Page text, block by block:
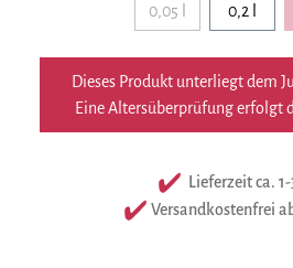
0,05 l
(Diese Option ist
0,2 l
Dieses Produkt unterliegt dem
Eine Altersüberprüfung erfolgt
Lieferzeit ca.
Versandkostenfrei